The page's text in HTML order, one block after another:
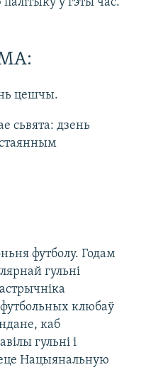
цешчы.
сьвята: дзень
футболу. Годам
гульні
футбольных клюбаў
каб
гульні і
Нацыянальную